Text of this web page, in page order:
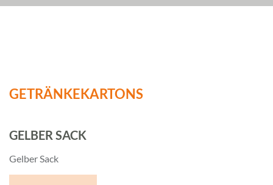
GETRÄNKEKARTONS
GELBER SACK
Gelber Sack